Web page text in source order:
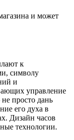
и может
к
символу
и
управление
просто дань
его духа в
Дизайн часов
технологии.